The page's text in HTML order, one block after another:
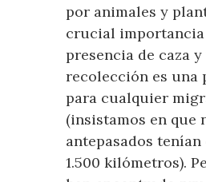
por animales y
crucial importancia
presencia de caza
recolección es una
para cualquier
(insistamos en que
antepasados
1.500 kilómetros).